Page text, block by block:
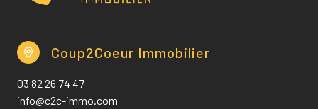
Coup2Coeur Immobilier
03 82 26 74 47
info@c2c-immo.com